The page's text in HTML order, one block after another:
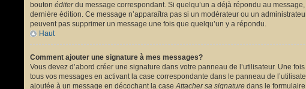
bouton éditerdu message correspondant. Si quelqu’un a déjà répondu au
dernière édition. Ce message n’apparaîtra pas si un modérateur ou un
peuvent pas supprimer un message une fois que quelqu’un y a répondu.
Haut
Comment ajouter une signature à mes messages?
Vous devez d’abord créer une signature dans votre panneau de l’utilisateur. Une
tous vos messages en activant la case correspondante dans le panneau de
ajoutée à un message en décochant la caseAttacher sa signature dans le